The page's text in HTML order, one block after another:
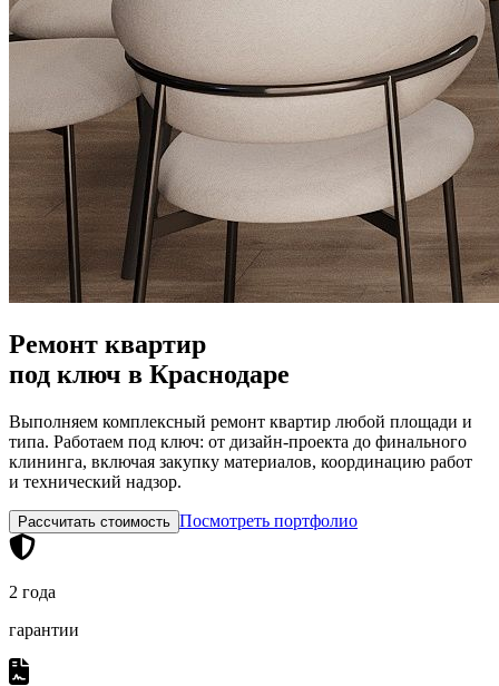
Ремонт квартир
под ключ в Краснодаре
Выполняем комплексный ремонт квартир любой площади и
типа. Работаем под ключ: от дизайн-проекта до финального
клининга, включая закупку материалов, координацию работ
и технический надзор.
Рассчитать стоимость Посмотреть портфолио
2 года
гарантии